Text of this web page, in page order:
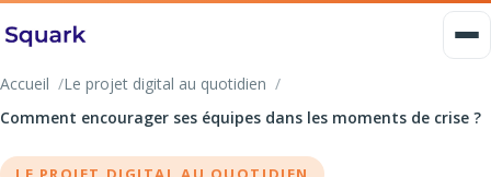
Accueil
Le projet digital au quotidien
Comment encourager ses équipes dans les moments de crise ?